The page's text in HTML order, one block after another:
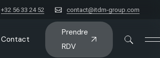
+32 56 33 24 52 contact@itdm-group.com
Contact
Prendre
RDV